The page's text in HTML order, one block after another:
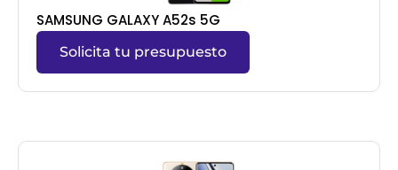
SAMSUNG GALAXY A52s 5G
Solicita tu presupuesto